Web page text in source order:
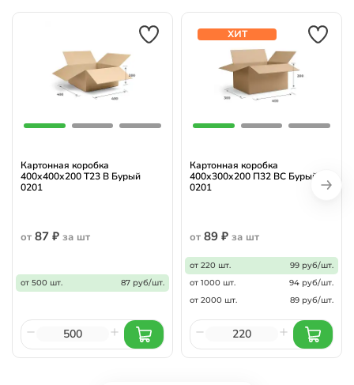
Картонная коробка
400х400х200 Т23 В Бурый
0201
от 87 ₽ за шт
от 500 шт. 87 руб/шт.
ХИТ
Картонная коробка
400х300х200 П32 ВС Бурый
0201
от 89 ₽ за шт
от 220 шт.
99 руб/шт.
от 1000 шт.
94 руб/шт.
от 2000 шт.
89 руб/шт.